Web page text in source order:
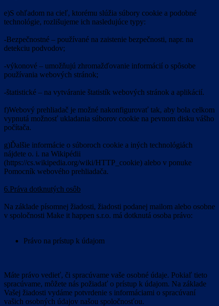
e)S ohľadom na cieľ, ktorému slúžia súbory cookie a podobné
technológie, rozlišujeme ich nasledujúce typy:
-Bezpečnostné – používané na zaistenie bezpečnosti, napr. na
detekciu podvodov;
-výkonové – umožňujú zhromažďovanie informácií o spôsobe
používania webových stránok;
-štatistické – na vytváranie štatistík webových stránok a aplikácií.
f)Webový prehliadač je možné nakonfigurovať tak, aby bola celkom
vypnutá možnosť ukladania súborov cookie na pevnom disku vášho
počítača.
g)Ďalšie informácie o súboroch cookie a iných technológiách
nájdete o. i. na Wikipédii
(https://cs.wikipedia.org/wiki/HTTP_cookie) alebo v ponuke
Pomocník webového prehliadača.
6.Práva dotknutých osôb
Na základe písomnej žiadosti, žiadosti podanej mailom alebo osobne
v spoločnosti Make it happen s.r.o. má dotknutá osoba právo:
Právo na prístup k údajom
Máte právo vedieť, či spracúvame vaše osobné údaje. Pokiaľ tieto
spracúvame, môžete nás požiadať o prístup k údajom. Na základe
Vašej žiadosti vydáme potvrdenie s informáciami o spracúvaní
vašich osobných údajov našou spoločnosťou.